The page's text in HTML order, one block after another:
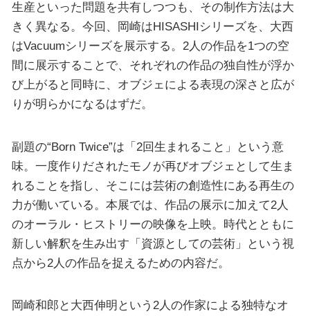
生産といった問題を共有しつつも、その制作方法は大
きく異なる。今回、岡崎はHISASHIシリーズを、大西
はVacuumシリーズを展示する。2人の作品を1つの空
間に展示することで、それぞれの作品の独自性が浮か
び上がると同時に、オブジェによる表現の深さと広が
りが明らかになるはずだ。
副題の“Born Twice”は「2回生まれること」という意
味。一度作りだされたモノが再びオブジェとして生ま
れることを指し、そこには芸術の創造性にある再生の
力が働いている。本展では、作品の展示に加えて2人
のオーラル・ヒストリーの映像を上映。時代とともに
新しい解釈を生み出す「資源としての芸術」という視
点から2人の作品を捉えるための内容だ。
岡崎和郎と大西伸明という2人の作家による独特なオ